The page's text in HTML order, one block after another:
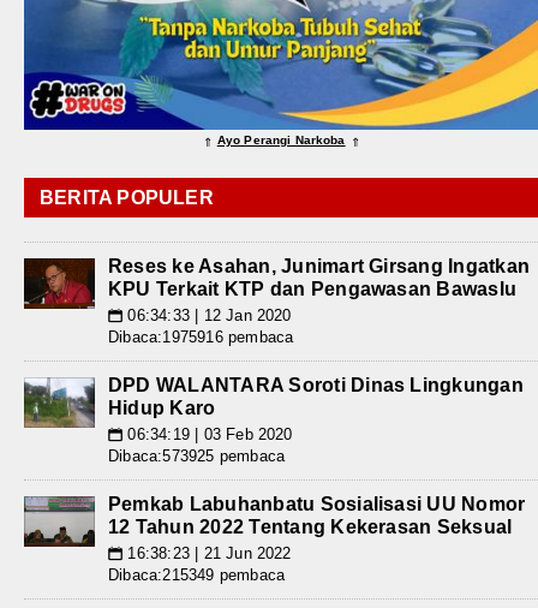
⇑ Ayo Perangi Narkoba ⇑
BERITA POPULER
Reses ke Asahan, Junimart Girsang Ingatkan
KPU Terkait KTP dan Pengawasan Bawaslu
📅 06:34:33 | 12 Jan 2020
Dibaca:1975916 pembaca
DPD WALANTARA Soroti Dinas Lingkungan
Hidup Karo
📅 06:34:19 | 03 Feb 2020
Dibaca:573925 pembaca
Pemkab Labuhanbatu Sosialisasi UU Nomor
12 Tahun 2022 Tentang Kekerasan Seksual
📅 16:38:23 | 21 Jun 2022
Dibaca:215349 pembaca